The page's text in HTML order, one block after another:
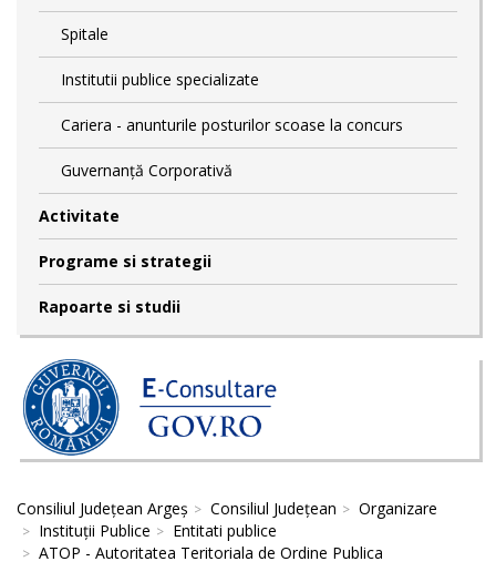
Spitale
Institutii publice specializate
Cariera - anunturile posturilor scoase la concurs
Guvernanță Corporativă
Activitate
Programe si strategii
Rapoarte si studii
Consiliul Județean Argeș Consiliul Județean
Organizare
Instituții Publice
Entitati publice
ATOP - Autoritatea Teritoriala de Ordine Publica